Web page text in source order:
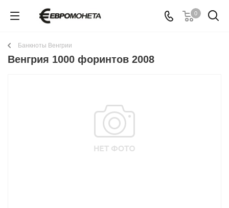
0
Банкноты Венгрии
Венгрия 1000 форинтов 2008